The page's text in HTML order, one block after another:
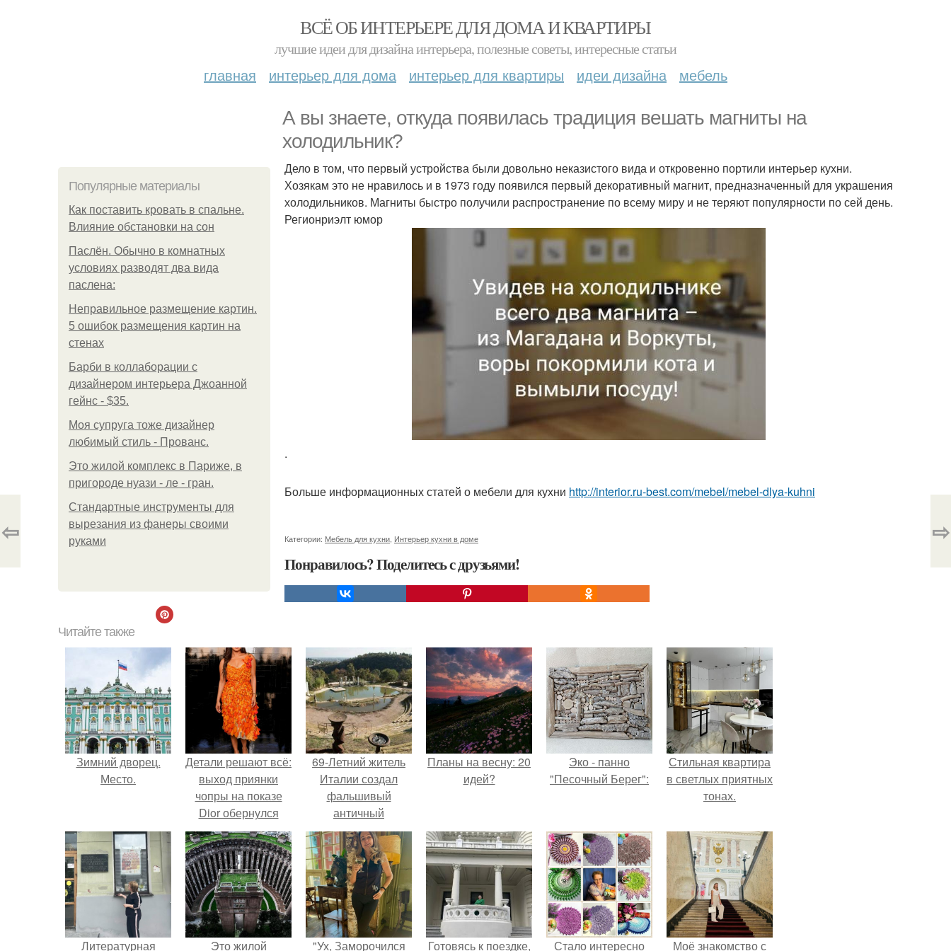
ВСЁ ОБ ИНТЕРЬЕРЕ ДЛЯ ДОМА И КВАРТИРЫ
лучшие идеи для дизайна интерьера, полезные советы, интересные статьи
главная интерьер для дома интерьер для квартиры идеи дизайна мебель
А вы знаете, откуда появилась традиция вешать магниты на
холодильник?
Популярные материалы
Как поставить кровать в спальне.
Влияние обстановки на сон
Паслён. Обычно в комнатных
условиях разводят два вида
паслена:
Неправильное размещение картин.
5 ошибок размещения картин на
стенах
Барби в коллаборации с
дизайнером интерьера Джоанной
гейнс - $35.
Моя супруга тоже дизайнер
любимый стиль - Прованс.
Это жилой комплекс в Париже, в
пригороде нуази - ле - гран.
Стандартные инструменты для
вырезания из фанеры своими
руками
Дело в том, что первый устройства были довольно неказистого вида и откровенно портили интерьер кухни.
Хозякам это не нравилось и в 1973 году появился первый декоративный магнит, предназначенный для украшения
холодильников. Магниты быстро получили распространение по всему миру и не теряют популярности по сей день.
Регионриэлт юмор
.
Больше информационных статей о мебели для кухни http://interior.ru-best.com/mebel/mebel-dlya-kuhni
Категории: Мебель для кухни Интерьер кухни в доме
Понравилось? Поделитесь с друзьями!
⇦ ⇨
Читайте также
Зимний дворец.
Место.
Детали решают всё:
выход приянки
чопры на показе
Dior обернулся
шквалом критики
из-за небрежного
пошива.
69-Летний житель
Италии создал
фальшивый
античный
амфитеатр и
долгое время
успешно выдавал
его за настоящее
историческое
наследие.
Планы на весну: 20
идей?
Эко - панно
"Песочный Берег":
Стильная квартира
в светлых приятных
тонах.
Литературная Это жилой "Ух, Заморочился Готовясь к поездке, Стало интересно Моё знакомство с